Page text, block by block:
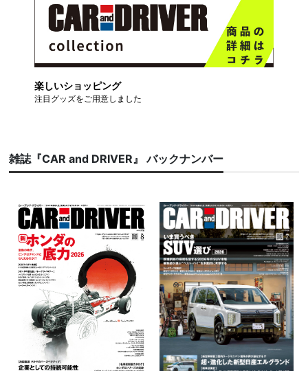
楽しいショッピング
注目グッズをご用意しました
雑誌『CAR and DRIVER』 バックナンバー